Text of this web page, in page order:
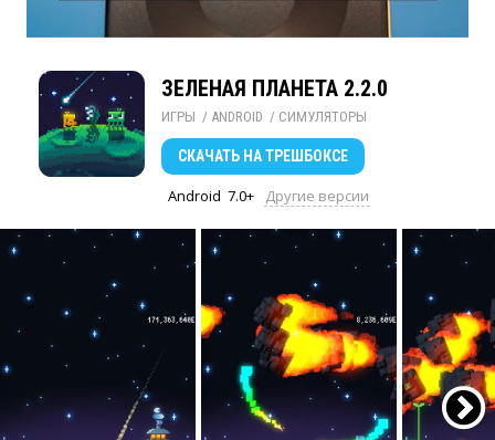
ЗЕЛЕНАЯ ПЛАНЕТА 2.2.0
ИГРЫ / ANDROID / СИМУЛЯТОРЫ
СКАЧАТЬ НА ТРЕШБОКСЕ
Android 7.0+ Другие версии